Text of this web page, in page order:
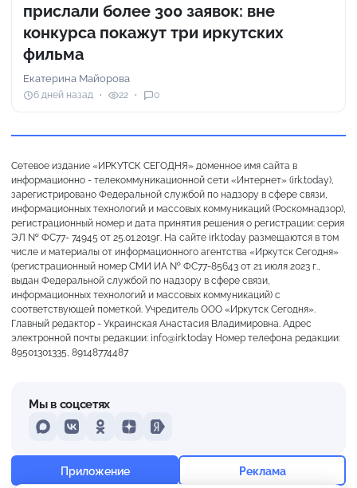
+29° Переменная облачность
Ощущается как +29
прислали более 300 заявок: вне
конкурса покажут три иркутских
фильма
Екатерина Майорова
6 дней назад 22 0
Сетевое издание «ИРКУТСК СЕГОДНЯ» доменное имя сайта в
информационно - телекоммуникационной сети «Интернет» (irk.today),
зарегистрировано Федеральной службой по надзору в сфере связи,
информационных технологий и массовых коммуникаций (Роскомнадзор),
регистрационный номер и дата принятия решения о регистрации: серия
ЭЛ № ФС77- 74945 от 25.01.2019г. На сайте irk.today размещаются в том
числе и материалы от информационного агентства «Иркутск Сегодня»
(регистрационный номер СМИ ИА № ФС77-85643 от 21 июля 2023 г.,
выдан Федеральной службой по надзору в сфере связи,
информационных технологий и массовых коммуникаций) с
соответствующей пометкой. Учредитель ООО «Иркутск Сегодня».
Главный редактор - Украинская Анастасия Владимировна. Адрес
электронной почты редакции: info@irk.today Номер телефона редакции:
89501301335, 89148774487
Мы в соцсетях
MAXVKontakteOdnoklassniki
DzenYandex
Приложение Реклама